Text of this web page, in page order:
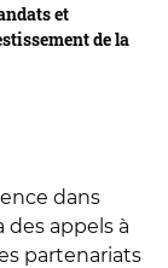
et
de la
dans
appels à
partenariats